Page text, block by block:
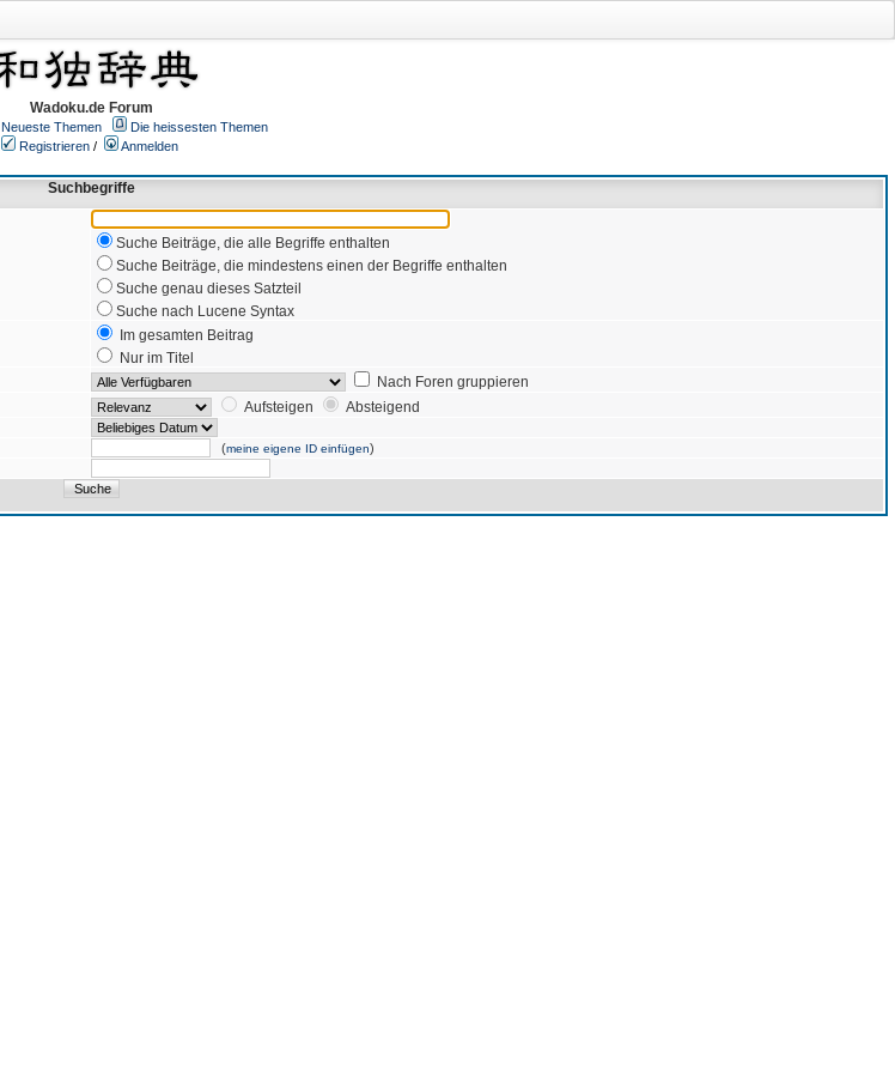
Wadoku.de Forum
Neueste Themen
Die heissesten Themen
Registrieren /
Anmelden
Suchbegriffe
Suche Beiträge, die alle Begriffe enthalten
Suche Beiträge, die mindestens einen der Begriffe enthalten
Suche genau dieses Satzteil
Suche nach Lucene Syntax
Im gesamten Beitrag
Nur im Titel
Nach Foren gruppieren
Aufsteigen
Absteigend
(meine eigene ID einfügen)